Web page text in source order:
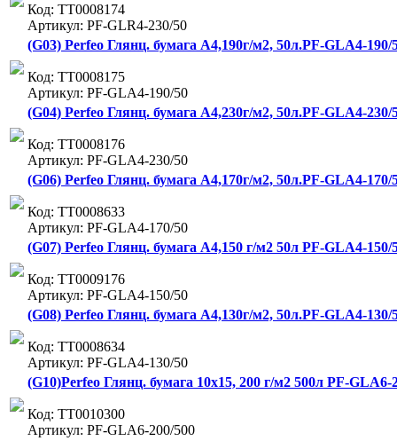
Код: ТТ0008174
Артикул: PF-GLR4-230/50
(G03) Perfeo Глянц. бумага А4,190г/м2, 50л.PF-GLA4-190/
Код: ТТ0008175
Артикул: PF-GLA4-190/50
(G04) Perfeo Глянц. бумага А4,230г/м2, 50л.PF-GLA4-230/
Код: ТТ0008176
Артикул: PF-GLA4-230/50
(G06) Perfeo Глянц. бумага А4,170г/м2, 50л.PF-GLA4-170/
Код: ТТ0008633
Артикул: PF-GLA4-170/50
(G07) Perfeo Глянц. бумага А4,150 г/м2 50л PF-GLA4-150/
Код: ТТ0009176
Артикул: PF-GLA4-150/50
(G08) Perfeo Глянц. бумага А4,130г/м2, 50л.PF-GLA4-130/
Код: ТТ0008634
Артикул: PF-GLA4-130/50
(G10)Perfeo Глянц. бумага 10х15, 200 г/м2 500л PF-GLA6-
Код: ТТ0010300
Артикул: PF-GLA6-200/500